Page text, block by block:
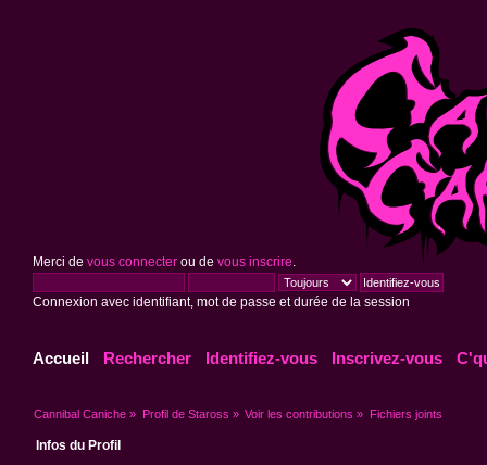
Merci de vous connecterou de vous inscrire
Connexion avec identifiant, mot de passe et durée de la session
Accueil Rechercher Identifiez-vous Inscrivez-vous
Cannibal Caniche » Profil de Staross » Voir les contributions » Fichiers joints
Infos du Profil